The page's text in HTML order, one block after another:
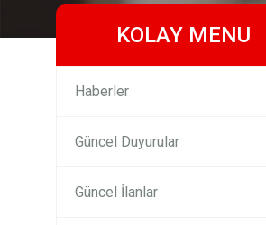
KOLAY MENU
Haberler
Güncel Duyurular
Güncel İlanlar